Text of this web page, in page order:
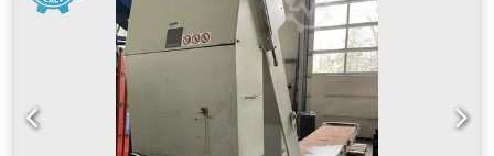
200 € darabonként. Crodjy Ifm Eepfx Ai Asf